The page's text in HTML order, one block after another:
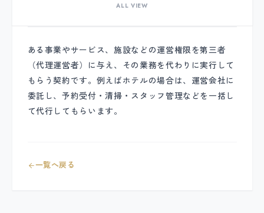
ある事業やサービス、施設などの運営権限を第三者
（代理運営者）に与え、その業務を代わりに実行して
もらう契約です。例えばホテルの場合は、運営会社に
委託し、予約受付・清掃・スタッフ管理などを一括し
て代行してもらいます。
一覧へ戻る
ALL VIEW